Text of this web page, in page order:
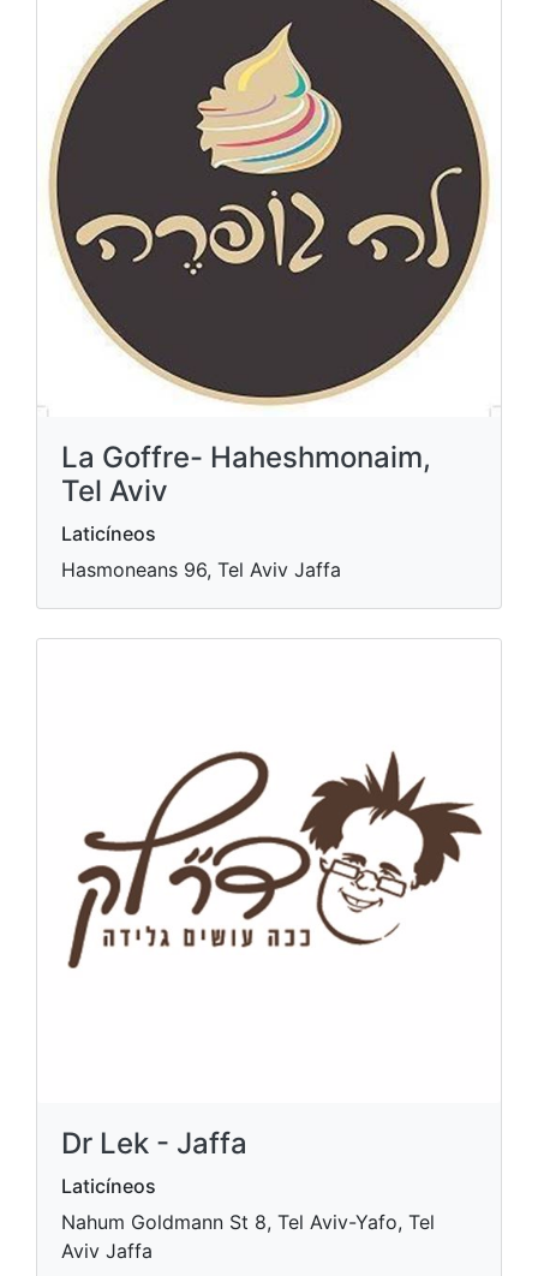
La Goffre- Haheshmonaim,
Tel Aviv
Laticíneos
Hasmoneans 96, Tel Aviv Jaffa
Dr Lek - Jaffa
Laticíneos
Nahum Goldmann St 8, Tel Aviv-Yafo, Tel
Aviv Jaffa